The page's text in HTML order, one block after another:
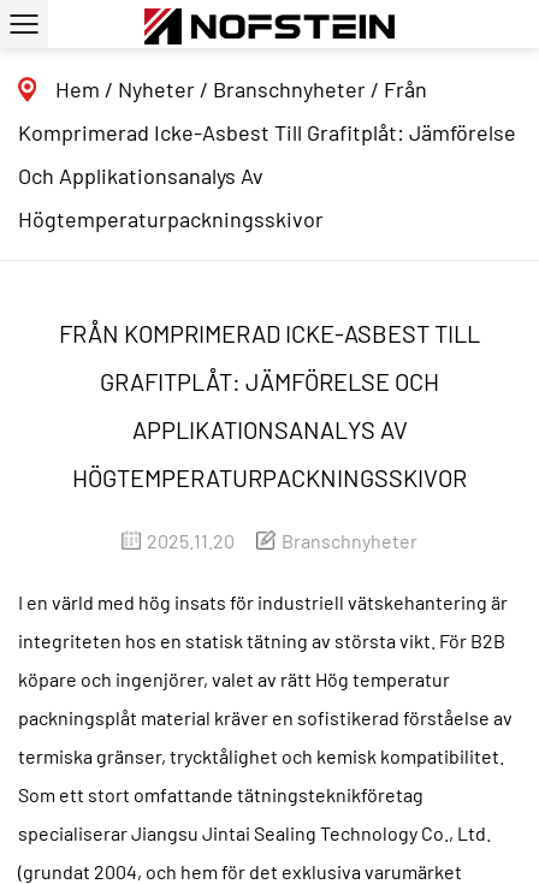
Hem / Nyheter / Branschnyheter / Från
Komprimerad Icke-Asbest Till Grafitplåt: Jämförelse
Och Applikationsanalys Av
Högtemperaturpackningsskivor
FRÅN KOMPRIMERAD ICKE-ASBEST TILL
GRAFITPLÅT: JÄMFÖRELSE OCH
APPLIKATIONSANALYS AV
HÖGTEMPERATURPACKNINGSSKIVOR
2025.11.20 Branschnyheter
I en värld med hög insats för industriell vätskehantering är
integriteten hos en statisk tätning av största vikt. För B2B
köpare och ingenjörer, valet av rätt Hög temperatur
packningsplåt material kräver en sofistikerad förståelse av
termiska gränser, trycktålighet och kemisk kompatibilitet.
Som ett stort omfattande tätningsteknikföretag
specialiserar Jiangsu Jintai Sealing Technology Co., Ltd.
(grundat 2004, och hem för det exklusiva varumärket